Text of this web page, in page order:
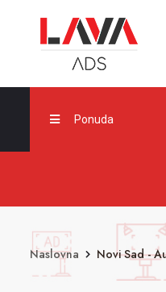
Ponuda
Naslovna Novi Sad -